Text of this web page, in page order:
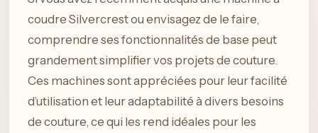
coudre Silvercrest ou envisagez de le faire,
comprendre ses fonctionnalités de base peut
grandement simplifier vos projets de couture.
Ces machines sont appréciées pour leur facilité
d’utilisation et leur adaptabilité à divers besoins
de couture, ce qui les rend idéales pour les